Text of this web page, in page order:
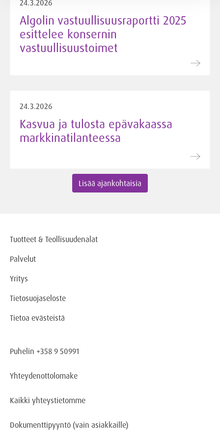
24.3.2026
Algolin vastuullisuusraportti 2025
esittelee konsernin
vastuullisuustoimet
24.3.2026
Kasvua ja tulosta epävakaassa
markkinatilanteessa
Lisää ajankohtaisia
Tuotteet & Teollisuudenalat
Palvelut
Yritys
Tietosuojaseloste
Tietoa evästeistä
Puhelin +358 9 50991
Yhteydenottolomake
Kaikki yhteystietomme
Dokumenttipyyntö (vain asiakkaille)